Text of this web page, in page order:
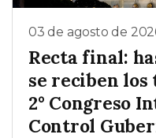
03 de agosto de
Recta final:
se reciben
2° Congreso
Control